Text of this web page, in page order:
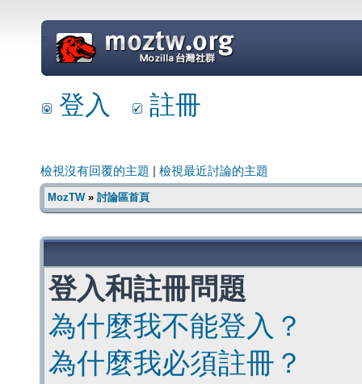
=
登入 註冊
檢視沒有回覆的主題 檢視最近討論的主題
MozTW» 討論區首頁
登入和註冊問題
為什麼我不能登入？
為什麼我必須註冊？